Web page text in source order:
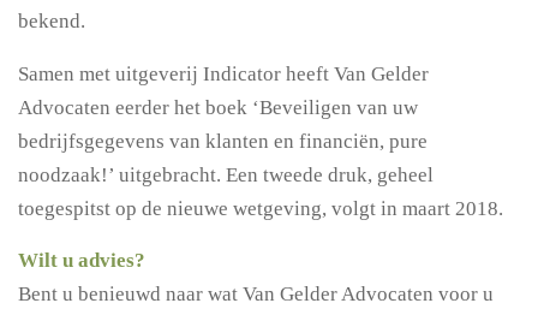
bekend.
Samen met uitgeverij Indicator heeft Van Gelder
Advocaten eerder het boek ‘Beveiligen van uw
bedrijfsgegevens van klanten en financiën, pure
noodzaak!’ uitgebracht. Een tweede druk, geheel
toegespitst op de nieuwe wetgeving, volgt in maart 2018.
Wilt u advies?
Bent u benieuwd naar wat Van Gelder Advocaten voor u